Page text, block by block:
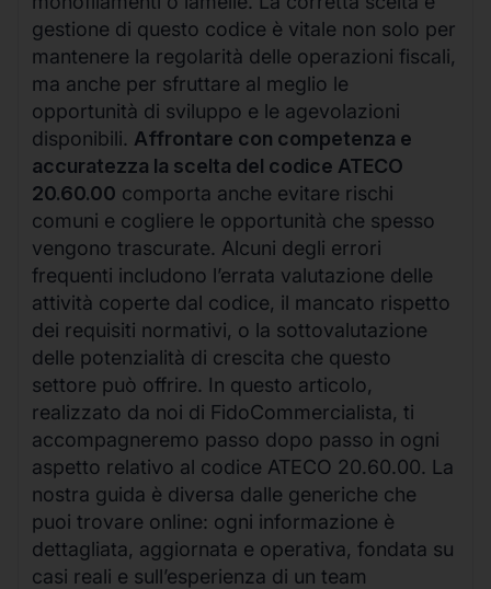
gestione di questo codice è vitale non solo per
mantenere la regolarità delle operazioni fiscali,
ma anche per sfruttare al meglio le
opportunità di sviluppo e le agevolazioni
disponibili. Affrontare con competenza e
accuratezza la scelta del codice ATECO
20.60.00 comporta anche evitare rischi
comuni e cogliere le opportunità che spesso
vengono trascurate. Alcuni degli errori
frequenti includono l’errata valutazione delle
attività coperte dal codice, il mancato rispetto
dei requisiti normativi, o la sottovalutazione
delle potenzialità di crescita che questo
settore può offrire. In questo articolo,
realizzato da noi di FidoCommercialista, ti
accompagneremo passo dopo passo in ogni
aspetto relativo al codice ATECO 20.60.00. La
nostra guida è diversa dalle generiche che
puoi trovare online: ogni informazione è
dettagliata, aggiornata e operativa, fondata su
casi reali e sull’esperienza di un team